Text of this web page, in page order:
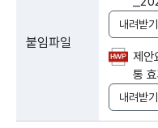
붙임파일
내려받기
제안
통
내려받기